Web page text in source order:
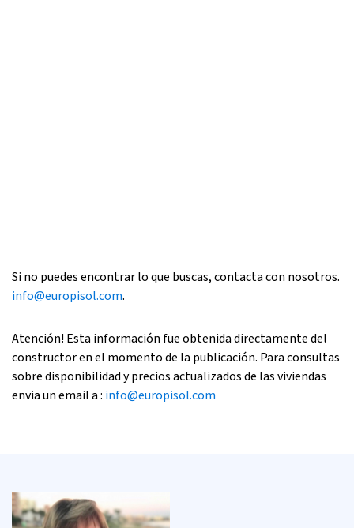
Si no puedes encontrar lo que buscas, contacta con nosotros.
info@europisol.com.
Atención! Esta información fue obtenida directamente del
constructor en el momento de la publicación. Para consultas
sobre disponibilidad y precios actualizados de las viviendas
envia un email a : info@europisol.com